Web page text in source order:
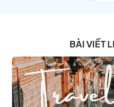
BÀI VIẾT